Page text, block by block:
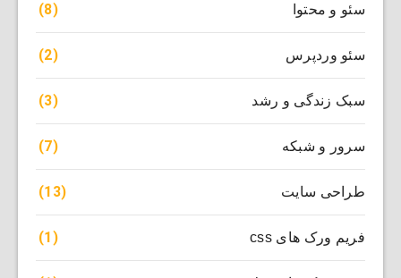
سئو و محتوا (8)
سئو وردپرس (2)
سبک زندگی و رشد (3)
سرور و شبکه (7)
طراحی سایت (13)
فریم ورک های css (1)